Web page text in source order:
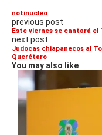
notinucleo
previous post
Este viernes se cantará el
next post
Judocas chiapanecos al
Querétaro
You may also like